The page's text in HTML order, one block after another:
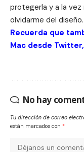
protegerla y a la vez
olvidarme del
Recuerda que
Mac desde Twitter,
No hay
Tu dirección de correo
están marcados con *